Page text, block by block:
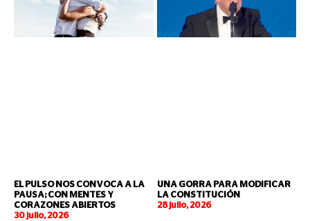
EL PULSO NOS CONVOCA A LA
PAUSA; CON MENTES Y
CORAZONES ABIERTOS
30 julio, 2026
UNA GORRA PARA MODIFICAR
LA CONSTITUCIÓN
28 julio, 2026